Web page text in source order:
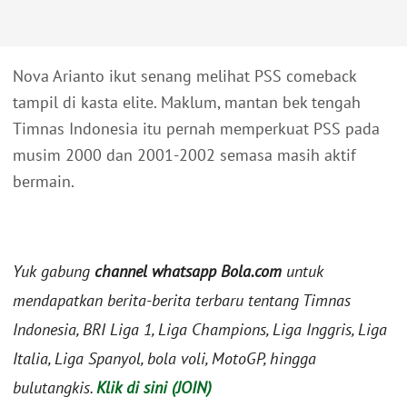
Nova Arianto ikut senang melihat PSS comeback
tampil di kasta elite. Maklum, mantan bek tengah
Timnas Indonesia itu pernah memperkuat PSS pada
musim 2000 dan 2001-2002 semasa masih aktif
bermain.
Yuk gabung channel whatsapp Bola.com untuk
mendapatkan berita-berita terbaru tentang Timnas
Indonesia, BRI Liga 1, Liga Champions, Liga Inggris, Liga
Italia, Liga Spanyol, bola voli, MotoGP, hingga
bulutangkis.Klik di sini (JOIN)